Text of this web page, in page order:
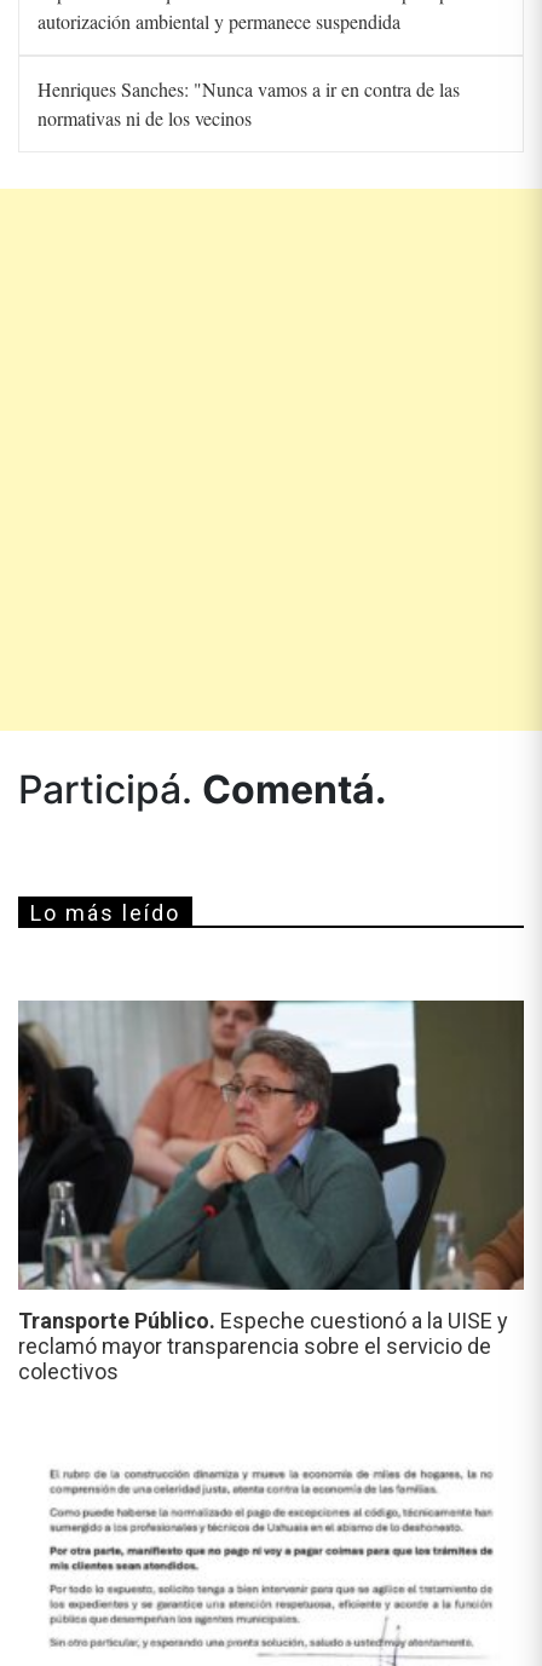
autorización ambiental y permanece suspendida
Henriques Sanches: "Nunca vamos a ir en contra de las
normativas ni de los vecinos
Participá. Comentá.
Lo más leído
Transporte Público. Espeche cuestionó a la UISE y
reclamó mayor transparencia sobre el servicio de
colectivos